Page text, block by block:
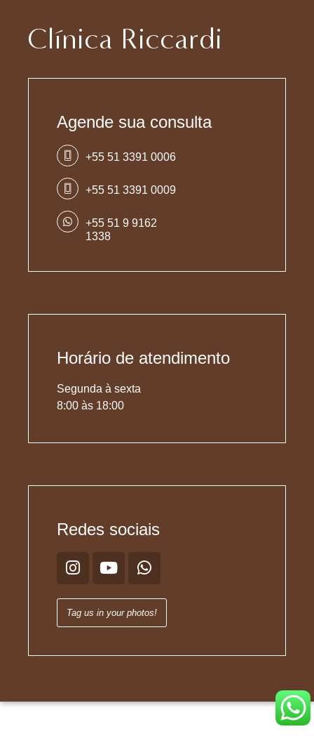
Clínica Riccardi
Agende sua consulta
+55 51 3391 0006
+55 51 3391 0009
+55 51 9 9162
1338
Horário de atendimento
Segunda à sexta
8:00 às 18:00
Redes sociais
Tag us in your photos!